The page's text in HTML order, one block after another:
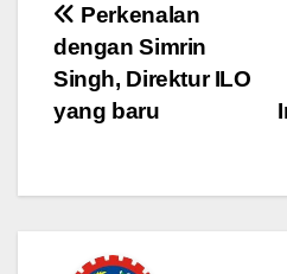
Perkenalan
dengan Simrin
Singh, Direktur ILO
yang baru